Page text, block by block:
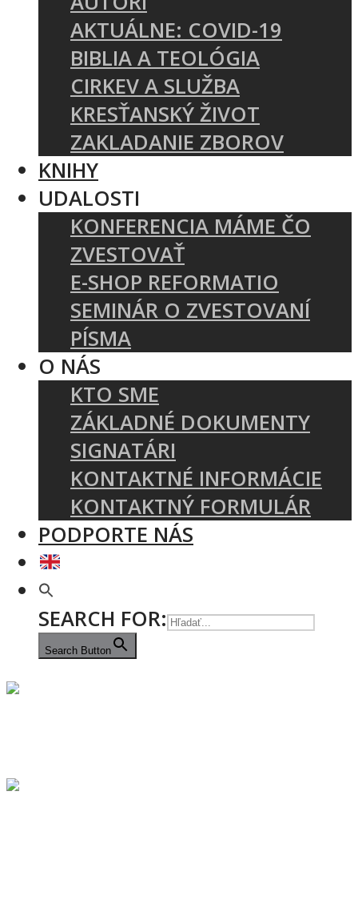
AKTUÁLNE: COVID-19
BIBLIA A TEOLÓGIA
CIRKEV A SLUŽBA
KRESŤANSKÝ ŽIVOT
ZAKLADANIE ZBOROV
KNIHY
UDALOSTI
KONFERENCIA MÁME ČO
ZVESTOVAŤ
E-SHOP REFORMATIO
SEMINÁR O ZVESTOVANÍ
PÍSMA
O NÁS
KTO SME
ZÁKLADNÉ DOKUMENTY
SIGNATÁRI
KONTAKTNÉ INFORMÁCIE
KONTAKTNÝ FORMULÁR
PODPORTE NÁS
SEARCH FOR:
Search Button